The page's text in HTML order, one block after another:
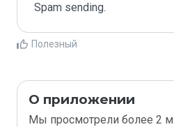
Spam sending.
Полезный
О приложении
Мы просмотрели более 2